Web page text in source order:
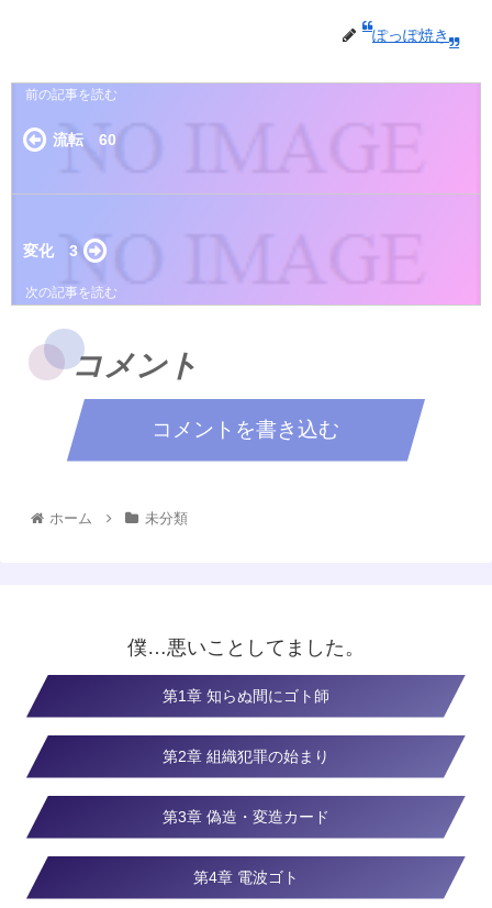
ぽっぽ焼き
流転 60
変化 3
コメント
コメントを書き込む
ホーム 未分類
僕…悪いことしてました。
第1章 知らぬ間にゴト師
第2章 組織犯罪の始まり
第3章 偽造・変造カード
第4章 電波ゴト